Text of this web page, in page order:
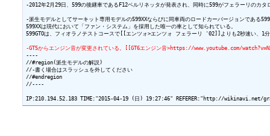
-2012年2月29日、599の後継車であるF12ベルリネッタが発表され、同時に599がフェラーリのカタ
-派生モデルとしてサーキット専用モデルの599XXならびに同車両のロードカーバージョンである
599XXは現代において「ファン・システム」を採用した唯一の車として知られている。
599GTOは、フィオラノテストコースで[[エンツォ>エンツォ フェラーリ '02]]よりも2秒速い、1
-GT5からエンジン音が変更されている。[[GT6エンジン音>https://www.youtube.com/
----
//#region(派生モデルの解説)
//-書く場合はスラッシュを外してください
//#endregion
//----